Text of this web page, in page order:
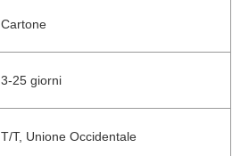
Cartone
3-25 giorni
T/T, Unione Occidentale